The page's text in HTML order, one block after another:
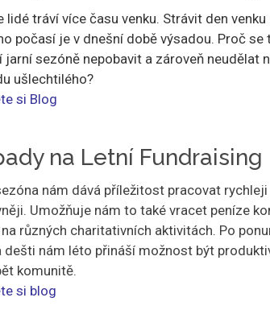
lidé tráví více času venku. Strávit den venku
počasí je v dnešní době výsadou. Proč se
jarní sezóně nepobavit a zároveň neudělat
ušlechtilého?
si Blog
na Letní Fundraising
nám dává příležitost pracovat rychleji
Umožňuje nám to také vracet peníze
různých charitativních aktivitách. Po
dešti nám léto přináší možnost být
komunitě.
si blog